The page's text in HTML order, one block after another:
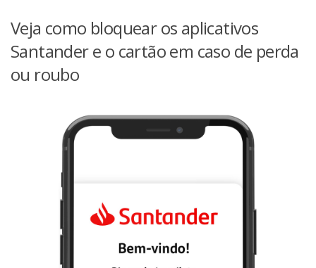
Veja como bloquear os aplicativos
Santander e o cartão em caso de perda
ou roubo